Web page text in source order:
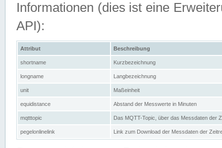
Informationen (dies ist eine
API):
Attribut Beschreibung
shortname Kurzbezeichnung
longname Langbezeichnung
unit Maßeinheit
equidistance Abstand der Messwerte in Minuten
mqtttopic Das MQTT-Topic, über das Messdaten der
pegelonlinelink Link zum Download der Messdaten der